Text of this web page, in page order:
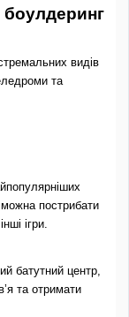
боулдеринг
видів
та
пострибати
ігри.
батутний центр,
та отримати